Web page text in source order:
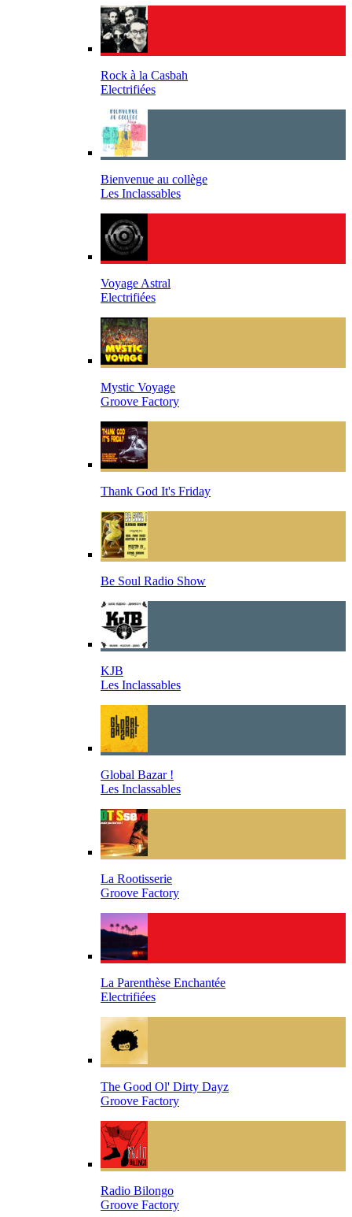
Rock à la Casbah
Electrifiées
Bienvenue au collège
Les Inclassables
Voyage Astral
Electrifiées
Mystic Voyage
Groove Factory
Thank God It's Friday
Be Soul Radio Show
KJB
Les Inclassables
Global Bazar !
Les Inclassables
La Rootisserie
Groove Factory
La Parenthèse Enchantée
Electrifiées
The Good Ol' Dirty Dayz
Groove Factory
Radio Bilongo
Groove Factory